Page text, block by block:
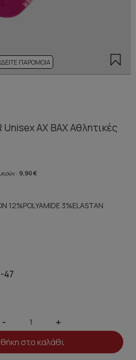
ΔΕΊΤΕ ΠΑΡΌΜΟΙΑ
Unisex ΑΧ ΒΑΧ Αθλητικές
: 9,90 €
12%POLYAMIDE 3%ELASTAN
47
- +
στο καλάθι